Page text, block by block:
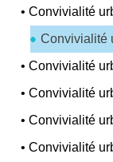
•Convivialité
Convivialité
•Convivialité
•Convivialité
•Convivialité
•Convivialité